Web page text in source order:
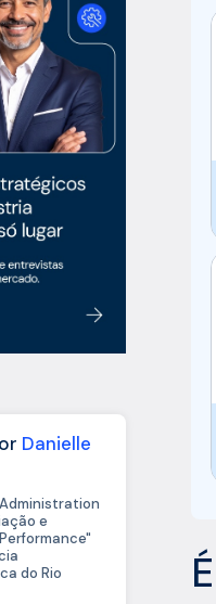
Danielle
e
do Rio